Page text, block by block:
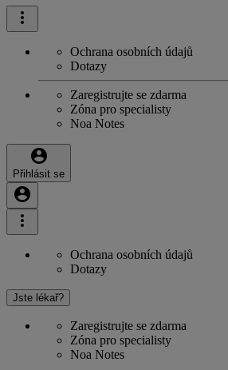
Ochrana osobních údajů
Dotazy
Zaregistrujte se zdarma
Zóna pro specialisty
Noa Notes
Přihlásit se
Ochrana osobních údajů
Dotazy
Jste lékař?
Zaregistrujte se zdarma
Zóna pro specialisty
Noa Notes